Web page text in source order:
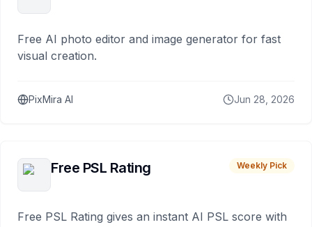
Free AI photo editor and image generator for fast
visual creation.
PixMira AI Jun 28, 2026
Free PSL Rating Weekly Pick
Free PSL Rating gives an instant AI PSL score with